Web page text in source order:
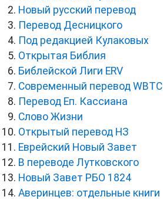
Новый русский перевод
Перевод Десницкого
Под редакцией Кулаковых
Открытая Библия
Библейской Лиги ERV
Cовременный перевод WBTC
Перевод Еп. Кассиана
Слово Жизни
Открытый перевод НЗ
Еврейский Новый Завет
В переводе Лутковского
Новый Завет РБО 1824
Аверинцев: отдельные книги